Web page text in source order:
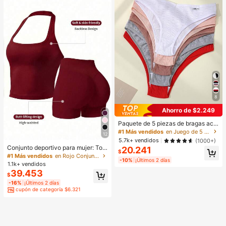
12
Conjunto deportivo para mujer: Top
sin mangas + Shorts, versátil para u
so diario, ajuste ceñido, diseño leva
ntador, ligero & transpirable, athleis
ure, apto para yoga
#1 Más vendidos
en Rojo Conjuntos deportivos para mujer
1.1k+ vendidos
$39.453
-16% ¡Últimos 2 días
cupón de categoría $6.321
8
Ahorro de $2.249
Paquete de 5 piezas de bragas aca
naladas para mujer, de alta elasticid
ad, unicolor con diseño de letras, ci
ntura baja, para uso diario
#1 Más vendidos
en Juego de 5 piezas Calzoncillos de mujer
5.7k+ vendidos
(1000+)
$20.241
-10% ¡Últimos 2 días